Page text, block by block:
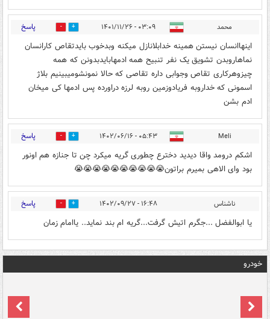
محمد ۰۳:۰۹ - ۱۴۰۱/۱۱/۲۶ 1 پاسخ
اینهاانسان نیستن همینه خدابلانازل میکنه وبدخوب بایدتقاص کارانسان
نماهاروبدن تشویق یک نفر تنبیح همه ادمهابایدبدونن که همه
چیزوهرکاری تقاص وجوابی داره تقاصی که حالا نمونشومیبینیم بلاژ
اسمونی که خداروبه فریادوزمین روبه لرزه دراورده پس ادمها کی میخان
ادم بشن
Meli ۰۵:۴۳ - ۱۴۰۲/۰۶/۱۶ 1 پاسخ
اشکم درومد واقا دیدید دخترع چطوری گریه میکرد چن تا جنازه هم اونور
بود وای الاهی بمیرم براتون😭😭😭😭😭😭😭😭😭😭
ناشناس ۱۶:۴۸ - ۱۴۰۲/۰۹/۲۷ 0 پاسخ
یا ابوالفضل ...جگرم اتیش گرفت...گریه ام بند نماید.. یاامام زمان
خودرو